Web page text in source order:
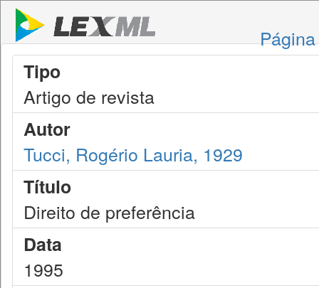
Tipo
Artigo de revista
Autor
Tucci, Rogério Lauria, 1929
Título
Direito de preferência
Data
1995